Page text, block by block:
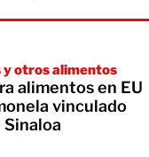
y otros alimentos
alimentos en EU
vinculado